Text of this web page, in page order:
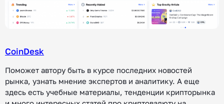
CoinDesk
Поможет автору быть в курсе последних новостей
рынка, узнать мнение экспертов и аналитику. А еще
здесь есть учебные материалы, тенденции крипторынка